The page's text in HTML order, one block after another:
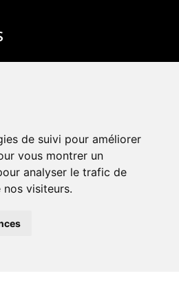
de suivi pour améliorer
vous montrer un
analyser le trafic de
visiteurs.